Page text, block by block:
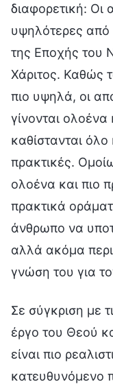
διαφορετική: Οι
υψηλότερες από
της Εποχής του
Χάριτος. Καθώς
πιο υψηλά, οι
γίνονται
καθίστανται όλο
πρακτικές.
ολοένα και πιο
πρακτικά
άνθρωπο να
αλλά ακόμα
γνώση του για
Σε σύγκριση με
έργο του Θεού
είναι πιο
κατευθυνόμενο